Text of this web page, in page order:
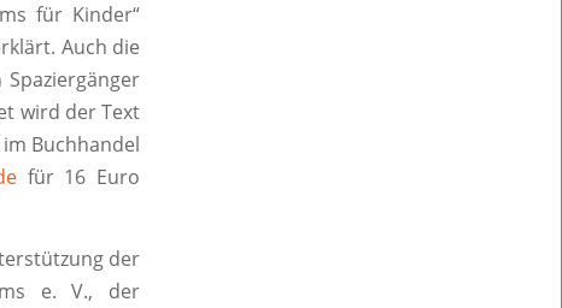
für Kinder“
Auch die
wird der Text
Buchhandel
für 16 Euro
der
e. V., der